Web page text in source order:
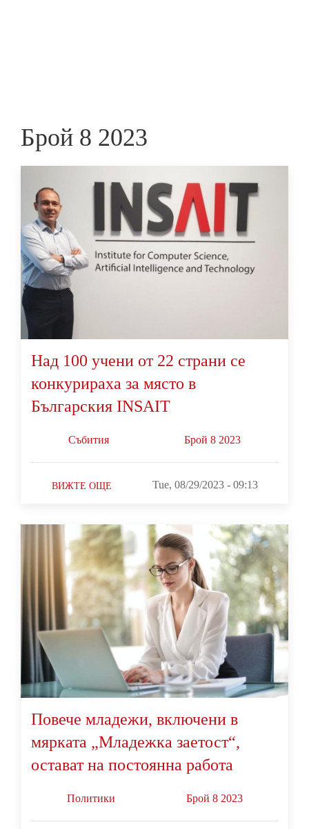
Брой 8 2023
Над 100 учени от 22 страни се
конкурираха за място в
Българския INSAIT
Събития Брой 8 2023
ВИЖТЕ ОЩЕ Tue, 08/29/2023 - 09:13
Повече младежи, включени в
мярката „Младежка заетост“,
остават на постоянна работа
Политики Брой 8 2023